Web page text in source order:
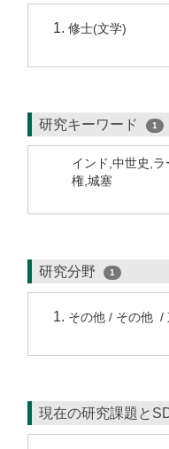
修士(文学)
研究キーワード 1
インド,中世史,
権,城塞
研究分野 1
その他 / その他 /
現在の研究課題と